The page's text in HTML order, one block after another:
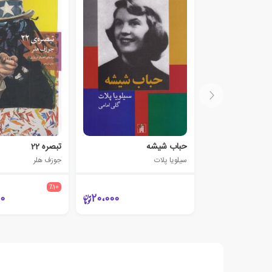
حباب شیشه
سیلویا پلات
20،000
تبصره 22
جوزف هلر
٪10